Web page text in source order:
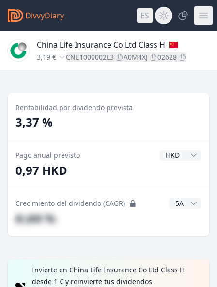
DivvyDiary ES
China Life Insurance Co Ltd Class H
3,19 € CNE1000002L3 A0M4XJ 02628
Rentabilidad por dividendo prevista
3,37 %
Pago anual previsto Divisa del
0,97 HKD
Crecimiento del dividendo (CAGR) Años CAGR
#,## %
Invierte en China Life Insurance Co Ltd Class H
desde 1 € y reinvierte tus dividendos